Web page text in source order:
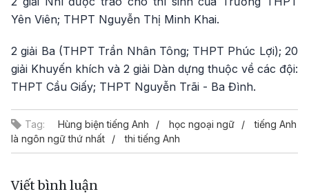
Yên Viên; THPT Nguyễn Thị Minh Khai.
2 giải Ba (THPT Trần Nhân Tông; THPT Phúc Lợi); 20
giải Khuyến khích và 2 giải Dàn dựng thuộc về các đội:
THPT Cầu Giấy; THPT Nguyễn Trãi - Ba Đình.
Tag: Hùng biện tiếng Anh học ngoại ngữ
tiếng Anh
là ngôn ngữ thứ nhất
thi tiếng Anh
Viết bình luận